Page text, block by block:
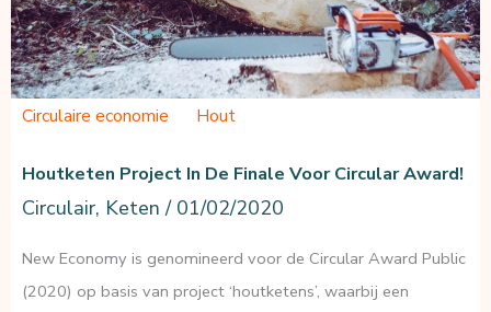
Circulaire economie Hout
Houtketen Project In De Finale Voor Circular Award!
Circulair, Keten / 01/02/2020
New Economy is genomineerd voor de Circular Award Public
(2020) op basis van project ‘houtketens’, waarbij een